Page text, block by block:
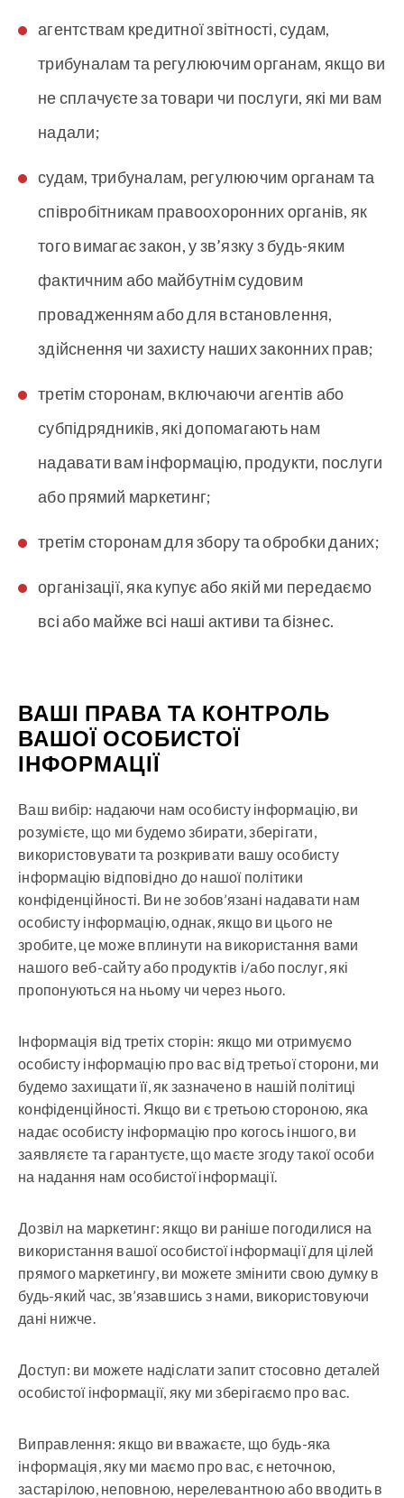
агентствам кредитної звітності, судам,
трибуналам та регулюючим органам, якщо ви
не сплачуєте за товари чи послуги, які ми вам
надали;
судам, трибуналам, регулюючим органам та
співробітникам правоохоронних органів, як
того вимагає закон, у зв’язку з будь-яким
фактичним або майбутнім судовим
провадженням або для встановлення,
здійснення чи захисту наших законних прав;
третім сторонам, включаючи агентів або
субпідрядників, які допомагають нам
надавати вам інформацію, продукти, послуги
або прямий маркетинг;
третім сторонам для збору та обробки даних;
організації, яка купує або якій ми передаємо
всі або майже всі наші активи та бізнес.
ВАШІ ПРАВА ТА КОНТРОЛЬ
ВАШОЇ ОСОБИСТОЇ
ІНФОРМАЦІЇ
Ваш вибір: надаючи нам особисту інформацію, ви
розумієте, що ми будемо збирати, зберігати,
використовувати та розкривати вашу особисту
інформацію відповідно до нашої політики
конфіденційності. Ви не зобов’язані надавати нам
особисту інформацію, однак, якщо ви цього не
зробите, це може вплинути на використання вами
нашого веб-сайту або продуктів і/або послуг, які
пропонуються на ньому чи через нього.
Інформація від третіх сторін: якщо ми отримуємо
особисту інформацію про вас від третьої сторони, ми
будемо захищати її, як зазначено в нашій політиці
конфіденційності. Якщо ви є третьою стороною, яка
надає особисту інформацію про когось іншого, ви
заявляєте та гарантуєте, що маєте згоду такої особи
на надання нам особистої інформації.
Дозвіл на маркетинг: якщо ви раніше погодилися на
використання вашої особистої інформації для цілей
прямого маркетингу, ви можете змінити свою думку в
будь-який час, зв’язавшись з нами, використовуючи
дані нижче.
Доступ: ви можете надіслати запит стосовно деталей
особистої інформації, яку ми зберігаємо про вас.
Виправлення: якщо ви вважаєте, що будь-яка
інформація, яку ми маємо про вас, є неточною,
застарілою, неповною, нерелевантною або вводить в